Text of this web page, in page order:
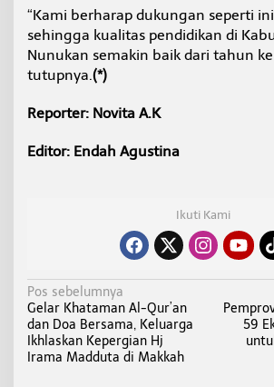
“Kami berharap dukungan seperti
sehingga kualitas pendidikan di
Nunukan semakin baik dari tahun
tutupnya.(*)
Reporter: Novita A.K
Editor: Endah Agustina
Ikuti Kami
N
a
v
i
Pos sebelumnya
Gelar Khataman Al-Qur’an
dan Doa Bersama, Keluarga
Ikhlaskan Kepergian Hj
Irama Madduta di Makkah
59